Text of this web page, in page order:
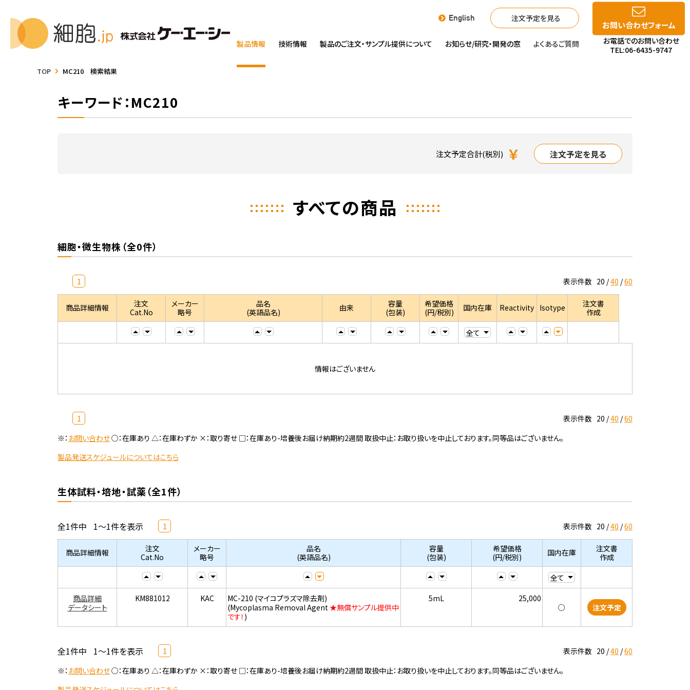
English 注文予定を見る
製品情報 技術情報 製品のご注文・サンプル提供について お知らせ/研究・開発の窓 よくあるご質問
お問い合わせフォーム
お電話でのお問い合わせ
TEL:06-6435-9747
TOP MC210 検索結果
キーワード：MC210
注文予定合計(税別) ￥ 注文予定を見る
すべての商品
細胞・微生物株（全0件）
1 表示件数 20 40 60
商品詳細情報
注文
Cat.No
メーカー
略号
品名
(英語品名)
由来
容量
(包装)
希望価格
(円/税別)
国内在庫 Reactivity Isotype
注文書
作成
情報はございません
1 表示件数 20 40 60
※： お問い合わせ○：在庫あり △：在庫わずか ×：取り寄せ □：在庫あり-培養後お届け納期約2週間 取扱中止：お取り扱いを中止しております。同等品はございません。
製品発送スケジュールについてはこちら
生体試料・培地・試薬（全1件）
全1件中 1～1件を表示 1 表示件数 20 40 60
商品詳細情報
注文
Cat.No
メーカー
略号
品名
(英語品名)
容量
(包装)
希望価格
(円/税別)
国内在庫
注文書
作成
商品詳細
データシート
KM881012 KAC
MC-210 (マイコプラズマ除去剤)
(Mycoplasma Removal Agent★無償サンプル提供中
です！ )
5mL
25,000
○
注文予定
全1件中 1～1件を表示 1 表示件数 20 40 60
※： お問い合わせ○：在庫あり △：在庫わずか ×：取り寄せ □：在庫あり-培養後お届け納期約2週間 取扱中止：お取り扱いを中止しております。同等品はございません。